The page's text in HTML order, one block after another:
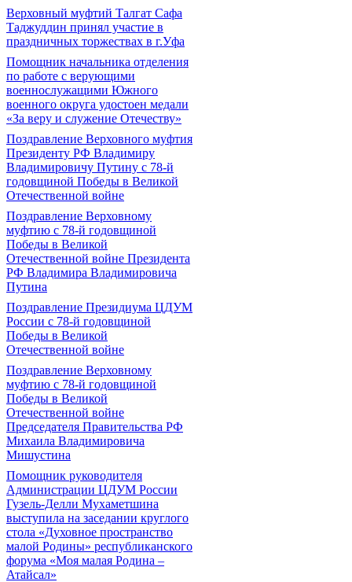
Верховный муфтий Талгат Сафа
Таджуддин принял участие в
праздничных торжествах в г.Уфа
Помощник начальника отделения
по работе с верующими
военнослужащими Южного
военного округа удостоен медали
«За веру и служение Отечеству»
Поздравление Верховного муфтия
Президенту РФ Владимиру
Владимировичу Путину с 78-й
годовщиной Победы в Великой
Отечественной войне
Поздравление Верховному
муфтию с 78-й годовщиной
Победы в Великой
Отечественной войне Президента
РФ Владимира Владимировича
Путина
Поздравление Президиума ЦДУМ
России с 78-й годовщиной
Победы в Великой
Отечественной войне
Поздравление Верховному
муфтию с 78-й годовщиной
Победы в Великой
Отечественной войне
Председателя Правительства РФ
Михаила Владимировича
Мишустина
Помощник руководителя
Администрации ЦДУМ России
Гузель-Делли Мухаметшина
выступила на заседании круглого
стола «Духовное пространство
малой Родины» республиканского
форума «Моя малая Родина –
Атайсал»